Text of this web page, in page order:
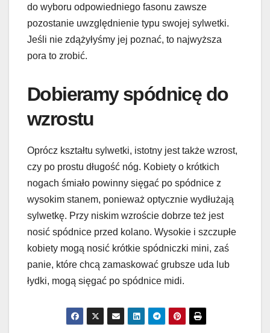
do wyboru odpowiedniego fasonu zawsze
pozostanie uwzględnienie typu swojej sylwetki.
Jeśli nie zdążyłyśmy jej poznać, to najwyższa
pora to zrobić.
Dobieramy spódnicę do
wzrostu
Oprócz kształtu sylwetki, istotny jest także wzrost,
czy po prostu długość nóg. Kobiety o krótkich
nogach śmiało powinny sięgać po spódnice z
wysokim stanem, ponieważ optycznie wydłużają
sylwetkę. Przy niskim wzroście dobrze też jest
nosić spódnice przed kolano. Wysokie i szczupłe
kobiety mogą nosić krótkie spódniczki mini, zaś
panie, które chcą zamaskować grubsze uda lub
łydki, mogą sięgać po spódnice midi.